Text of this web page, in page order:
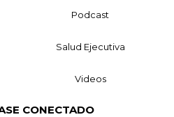
Podcast
Salud Ejecutiva
Videos
CONECTADO